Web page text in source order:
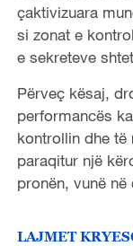
çaktivizuara
si zonat e
e sekreteve
Përveç kësaj,
performancës
kontrollin dhe të
paraqitur një
pronën, vunë
LAJMET